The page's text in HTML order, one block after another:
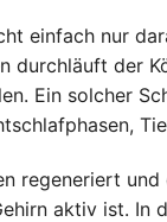
einfach nur
durchläuft der
Ein solcher
regeneriert
aktiv ist.